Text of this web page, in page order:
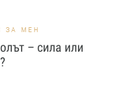
ЗА МЕН
– сила или